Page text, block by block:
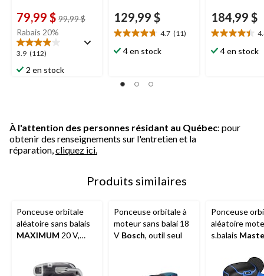
79,99 $ 99,99 $prix
99,99 $
Rabais 20%
3.9 (112)
3.9
étoile(s)
sur
2 en stock
129,99 $
4.7 (11)
4.7
étoile(s)
11
4 en stock
184,99 $
4.4
étoile(s)
4 en stock
À l'attention des personnes résidant au Québec: pour
obtenir des renseignements sur l'entretien et la
réparation, cliquez ici.
Produits similaires
Ponceuse orbitale
aléatoire sans balais
MAXIMUM 20 V,
Ponceuse orbitale à
moteur sans balai 18
V Bosch, outil seul
Ponceuse
aléatoire
s.balais